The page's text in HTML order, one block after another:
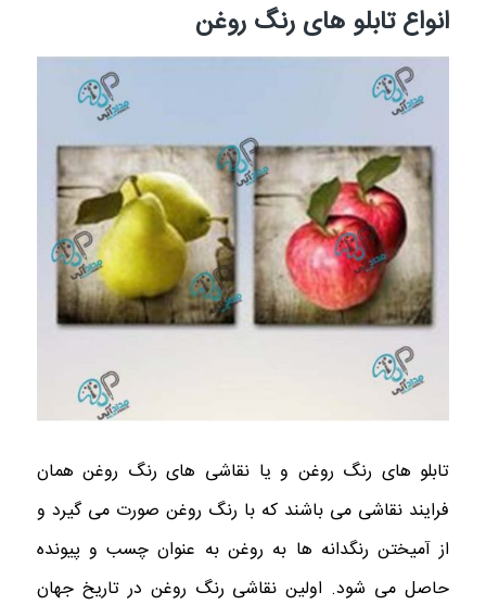
انواع تابلو های رنگ روغن
تابلو های رنگ روغن و یا نقاشی های رنگ روغن همان
فرایند نقاشی می باشند که با رنگ روغن صورت می گیرد و
از آمیختن رنگدانه ها به روغن به عنوان چسب و پیونده
حاصل می شود. اولین نقاشی رنگ روغن در تاریخ جهان